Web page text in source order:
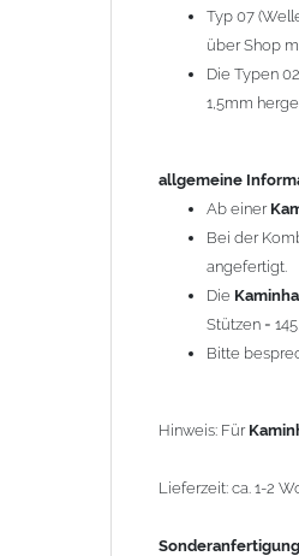
Zum Bild vergößern,
Typ 07
über Shop
Die Typen
1,5mm
allgemeine
Ab einer
Bei der
angefertigt.
Die
Stützen =
Bitte
Hinweis: Für
Lieferzeit: ca. 1-2